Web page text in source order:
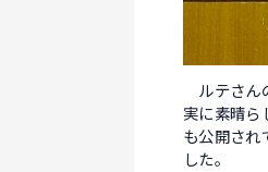
ルテさん
実に素晴
も公開され
した。